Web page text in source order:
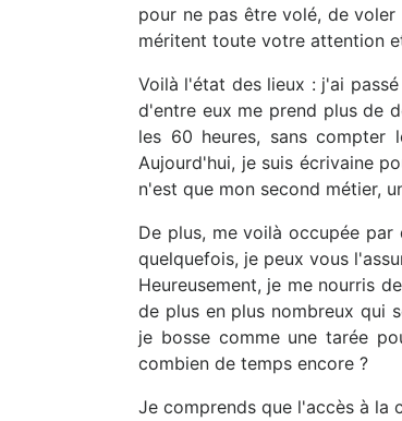
pour ne pas être volé, de
méritent toute votre attention
Voilà l'état des lieux : j'ai
d'entre eux me prend plus de
les 60 heures, sans compter
Aujourd'hui, je suis écrivaine
n'est que mon second métier,
De plus, me voilà occupée
quelquefois, je peux vous
Heureusement, je me nourris
de plus en plus nombreux qui
je bosse comme une tarée
combien de temps encore ?
Je comprends que l'accès à la